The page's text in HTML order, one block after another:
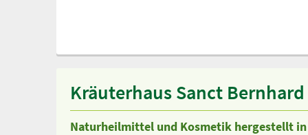
Kräuterhaus Sanct
Naturheilmittel und Kosmetik hergestellt in